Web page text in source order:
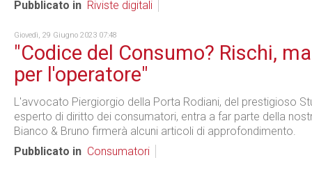
Pubblicato in Riviste digitali
Giovedì, 29 Giugno 2023 07:48
"Codice del Consumo? Rischi,
per l'operatore"
L'avvocato Piergiorgio della Porta Rodiani, del prestigioso
esperto di diritto dei consumatori, entra a far parte della
Bianco & Bruno firmerà alcuni articoli di approfondimento.
Pubblicato in Consumatori